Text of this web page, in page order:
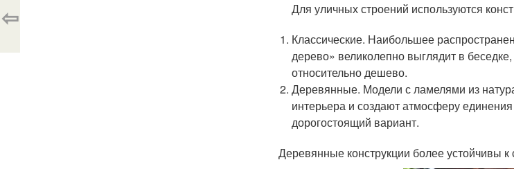
Для уличных строений используются
Классические. Наибольшее
дерево» великолепно выглядит в
относительно дешево.
Деревянные. Модели с ламелями из
интерьера и создают атмосферу
дорогостоящий вариант.
Деревянные конструкции более устойчивы
⇦